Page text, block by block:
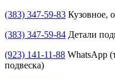
(383) 347-59-83 Кузовное,
(383) 347-59-84 Детали
(923) 141-11-88 WhatsApp
подвеска)